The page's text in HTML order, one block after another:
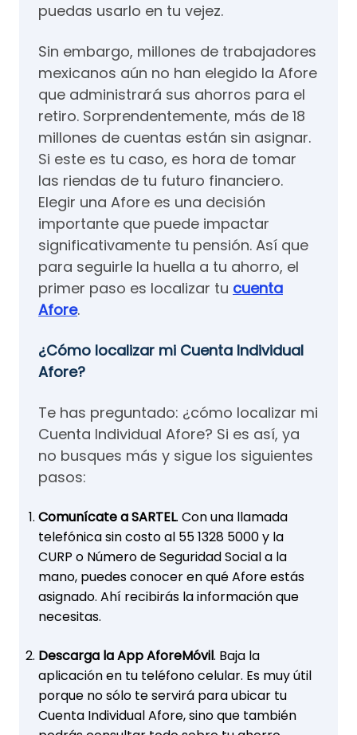
puedas usarlo en tu vejez.
Sin embargo, millones de trabajadores
mexicanos aún no han elegido la Afore
que administrará sus ahorros para el
retiro. Sorprendentemente, más de 18
millones de cuentas están sin asignar.
Si este es tu caso, es hora de tomar
las riendas de tu futuro financiero.
Elegir una Afore es una decisión
importante que puede impactar
significativamente tu pensión. Así que
para seguirle la huella a tu ahorro, el
primer paso es localizar tu cuenta
Afore.
¿Cómo localizar mi Cuenta Individual
Afore?
Te has preguntado: ¿cómo localizar mi
Cuenta Individual Afore? Si es así, ya
no busques más y sigue los siguientes
pasos:
Comunícate a SARTEL. Con una llamada
telefónica sin costo al 55 1328 5000 y la
CURP o Número de Seguridad Social a la
mano, puedes conocer en qué Afore estás
asignado. Ahí recibirás la información que
necesitas.
Descarga la App AforeMóvil. Baja la
aplicación en tu teléfono celular. Es muy útil
porque no sólo te servirá para ubicar tu
Cuenta Individual Afore, sino que también